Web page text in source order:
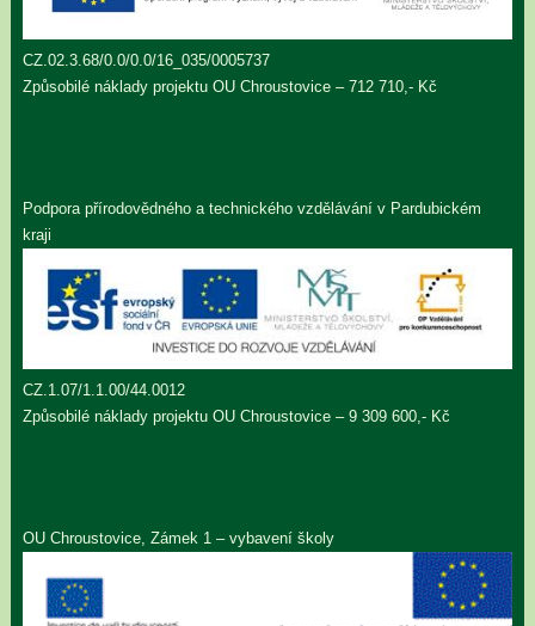
CZ.02.3.68/0.0/0.0/16_035/0005737
Způsobilé náklady projektu OU Chroustovice – 712 710,- Kč
Podpora přírodovědného a technického vzdělávání v Pardubickém
kraji
CZ.1.07/1.1.00/44.0012
Způsobilé náklady projektu OU Chroustovice – 9 309 600,- Kč
OU Chroustovice, Zámek 1 – vybavení školy